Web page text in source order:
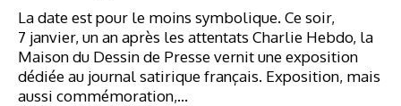
La date est pour le moins symbolique. Ce soir,
7 janvier, un an après les attentats Charlie Hebdo, la
Maison du Dessin de Presse vernit une exposition
dédiée au journal satirique français. Exposition, mais
aussi commémoration,…